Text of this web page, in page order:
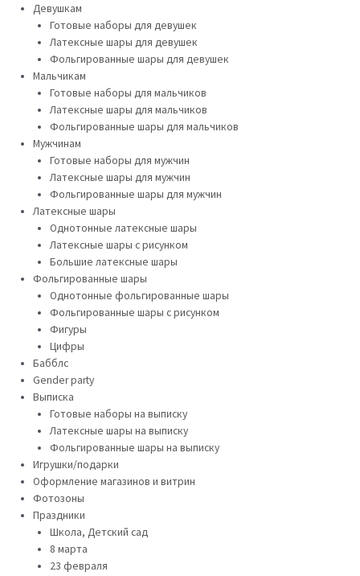
Девушкам
Готовые наборы для девушек
Латексные шары для девушек
Фольгированные шары для девушек
Мальчикам
Готовые наборы для мальчиков
Латексные шары для мальчиков
Фольгированные шары для мальчиков
Мужчинам
Готовые наборы для мужчин
Латексные шары для мужчин
Фольгированные шары для мужчин
Латексные шары
Однотонные латексные шары
Латексные шары с рисунком
Большие латексные шары
Фольгированные шары
Однотонные фольгированные шары
Фольгированные шары с рисунком
Фигуры
Цифры
Бабблс
Gender party
Выписка
Готовые наборы на выписку
Латексные шары на выписку
Фольгированные шары на выписку
Игрушки/подарки
Оформление магазинов и витрин
Фотозоны
Праздники
Школа, Детский сад
8 марта
23 февраля